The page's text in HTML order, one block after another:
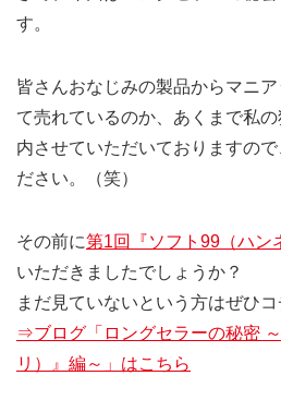
す。
皆さんおなじみの製品からマニ
て売れているのか、あくまで私
内させていただいておりますの
ださい。（笑）
その前に第1回『ソフト99（ハン
いただきましたでしょうか？
まだ見ていないという方はぜひコ
⇒ブログ「ロングセラーの秘密
リ）』編～」はこちら